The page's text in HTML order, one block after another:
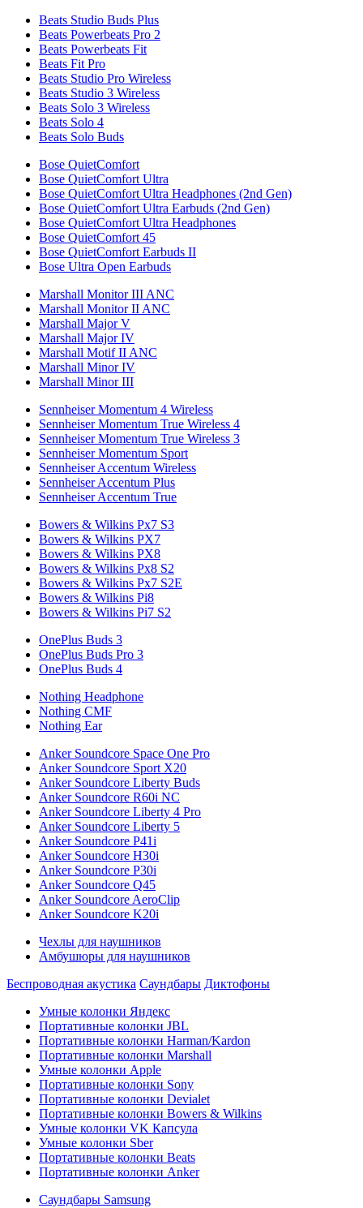
Beats Studio Buds Plus
Beats Powerbeats Pro 2
Beats Powerbeats Fit
Beats Fit Pro
Beats Studio Pro Wireless
Beats Studio 3 Wireless
Beats Solo 3 Wireless
Beats Solo 4
Beats Solo Buds
Bose QuietComfort
Bose QuietComfort Ultra
Bose QuietComfort Ultra Headphones (2nd Gen)
Bose QuietComfort Ultra Earbuds (2nd Gen)
Bose QuietComfort Ultra Headphones
Bose QuietComfort 45
Bose QuietComfort Earbuds II
Bose Ultra Open Earbuds
Marshall Monitor III ANC
Marshall Monitor II ANC
Marshall Major V
Marshall Major IV
Marshall Motif II ANC
Marshall Minor IV
Marshall Minor III
Sennheiser Momentum 4 Wireless
Sennheiser Momentum True Wireless 4
Sennheiser Momentum True Wireless 3
Sennheiser Momentum Sport
Sennheiser Accentum Wireless
Sennheiser Accentum Plus
Sennheiser Accentum True
Bowers & Wilkins Px7 S3
Bowers & Wilkins PX7
Bowers & Wilkins PX8
Bowers & Wilkins Px8 S2
Bowers & Wilkins Px7 S2E
Bowers & Wilkins Pi8
Bowers & Wilkins Pi7 S2
OnePlus Buds 3
OnePlus Buds Pro 3
OnePlus Buds 4
Nothing Headphone
Nothing CMF
Nothing Ear
Anker Soundcore Space One Pro
Anker Soundcore Sport X20
Anker Soundcore Liberty Buds
Anker Soundcore R60i NC
Anker Soundcore Liberty 4 Pro
Anker Soundcore Liberty 5
Anker Soundcore P41i
Anker Soundcore H30i
Anker Soundcore P30i
Anker Soundcore Q45
Anker Soundcore AeroClip
Anker Soundcore K20i
Чехлы для наушников
Амбушюры для наушников
Беспроводная акустика Саундбары Диктофоны
Умные колонки Яндекс
Портативные колонки JBL
Портативные колонки Harman/Kardon
Портативные колонки Marshall
Умные колонки Apple
Портативные колонки Sony
Портативные колонки Devialet
Портативные колонки Bowers & Wilkins
Умные колонки VK Капсула
Умные колонки Sber
Портативные колонки Beats
Портативные колонки Anker
Саундбары Samsung